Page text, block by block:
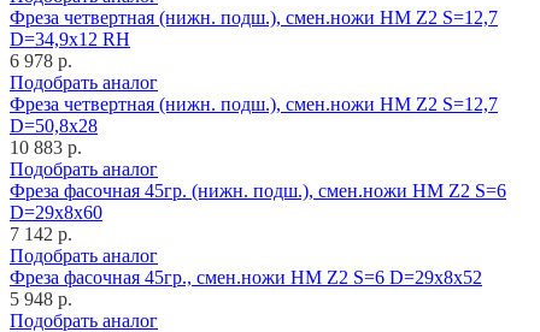
Фреза четвертная (нижн. подш.), смен.ножи HM Z2 S=12,7
D=34,9x12 RH
6 978 р.
Подобрать аналог
Фреза четвертная (нижн. подш.), смен.ножи HM Z2 S=12,7
D=50,8x28
10 883 р.
Подобрать аналог
Фреза фасочная 45гр. (нижн. подш.), смен.ножи HM Z2 S=6
D=29x8x60
7 142 р.
Подобрать аналог
Фреза фасочная 45гр., смен.ножи HM Z2 S=6 D=29x8x52
5 948 р.
Подобрать аналог